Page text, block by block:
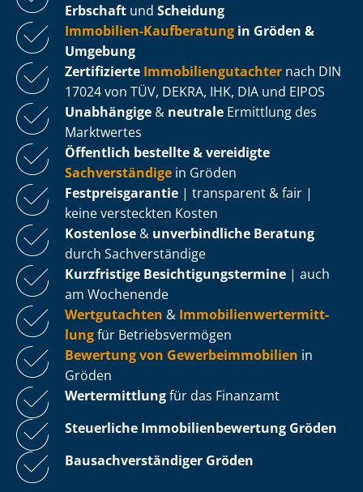
Erbschaft und Scheidung
Immobilien-Kaufberatung in Gröden &
Umgebung
Zertifizierte Im­mo­bi­li­en­gut­ach­ter nach DIN
17024 von TÜV, DEKRA, IHK, DIA und EIPOS
Unabhängige & neutrale Ermittlung des
Marktwertes
Öffentlich bestellte & vereidigte
Sachverständige in Gröden
Fest­preis­ga­ran­tie | transparent & fair |
keine versteckten Kosten
Kostenlose & unverbindliche Beratung
durch Sachverständige
Kurzfristige Be­sich­ti­gungs­ter­mi­ne | auch
am Wochenende
Wertgutachten & Im­mo­bi­li­en­wert­ermitt­
lungfür Be­triebs­ver­mö­gen
Bewertung von Ge­wer­be­im­mo­bi­li­en in
Gröden
Wertermittlungfür das Finanzamt
Steuerliche Im­mo­bi­li­en­be­wer­tung Gröden
Bau­sach­ver­stän­di­ger Gröden